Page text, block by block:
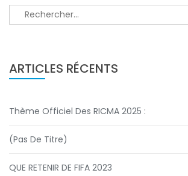
Rechercher :
ARTICLES RÉCENTS
Thème Officiel Des RICMA 2025 :
(pas De Titre)
QUE RETENIR DE FIFA 2023